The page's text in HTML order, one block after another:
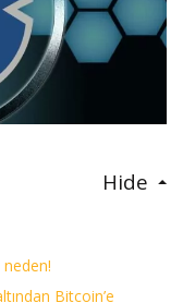
Hide
Bitcoin’e